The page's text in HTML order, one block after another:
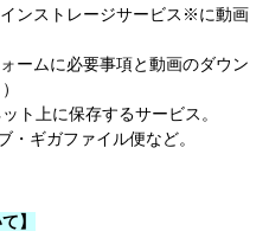
ンストレージサービス※に動画
ームに必要事項と動画のダウン
上に保存するサービス。
ギガファイル便など。
】